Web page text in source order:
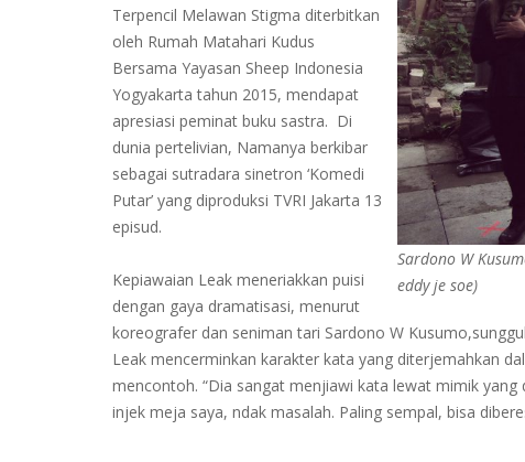
Sardono W
eddy je soe)
Terpencil Melawan Stigma diterbitkan
oleh Rumah Matahari Kudus
Bersama Yayasan Sheep Indonesia
Yogyakarta tahun 2015, mendapat
apresiasi peminat buku sastra. Di
dunia pertelivian, Namanya berkibar
sebagai sutradara sinetron ‘Komedi
Putar’ yang diproduksi TVRI Jakarta 13
episud.
Kepiawaian Leak meneriakkan puisi
dengan gaya dramatisasi, menurut
koreografer dan seniman tari Sardono W
Leak mencerminkan karakter kata yang diterjemahkan
mencontoh. “Dia sangat menjiawi kata lewat mimik
injek meja saya, ndak masalah. Paling sempal, bisa